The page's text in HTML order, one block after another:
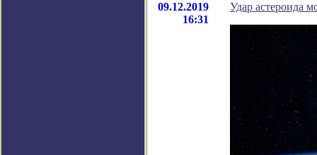
09.12.2019
16:31
Удар астероида